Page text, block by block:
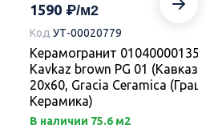
1590
Код УТ-00020779
Керамогранит 010400001351
Kavkaz brown PG 01 (Кавказ )
20х60, Gracia Ceramica
Керамика)
В наличии 75.6 м2